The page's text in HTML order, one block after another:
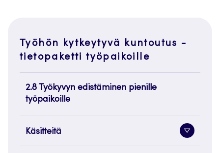
Työhön kytkeytyvä kuntoutus -
tietopaketti työpaikoille
2.8 Työkyvyn edistäminen pienille
työpaikoille
Käsitteitä
painike